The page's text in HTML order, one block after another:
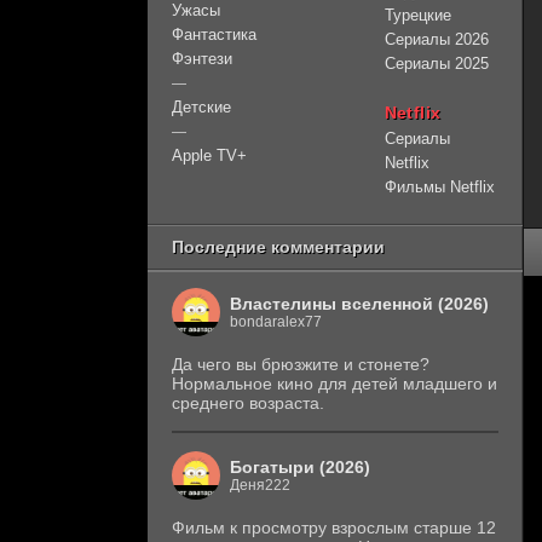
Ужасы
Фантастика
Фэнтези
—
Детские
—
Apple TV+
Турецкие
Сериалы 2026
Сериалы 2025
Netflix
Сериалы
Netflix
Фильмы Netflix
Последние комментарии
Властелины вселенной (2026)
bondaralex77
Да чего вы брюзжите и стонете?
Нормальное кино для детей младшего и
среднего возраста.
Богатыри (2026)
Деня222
Фильм к просмотру взрослым старше 12